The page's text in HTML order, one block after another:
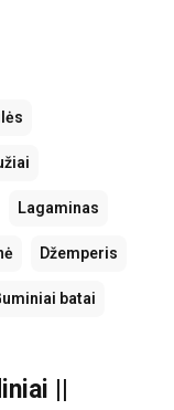
Lagaminas
Džemperis
batai
||